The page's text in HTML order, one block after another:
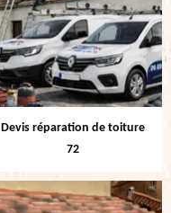
Devis réparation de toiture
72